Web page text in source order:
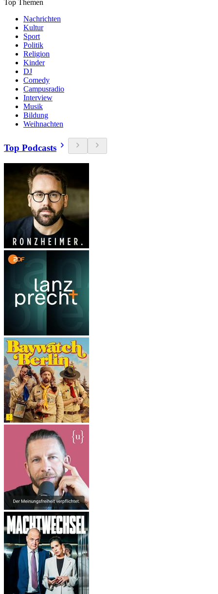
Top Themen
Nachrichten
Kultur
Sport
Politik
Religion
Kinder
DJ
Comedy
Campusradio
Interview
Musik
Bildung
Weihnachten
Top Podcasts